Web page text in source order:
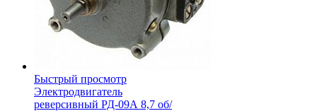
Быстрый просмотр
Электродвигатель
реверсивный РД-09А 8,7 об/